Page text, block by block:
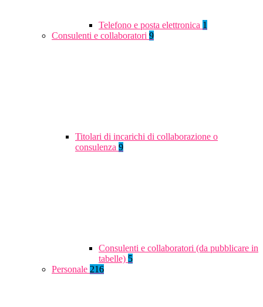
Telefono e posta elettronica 1
Consulenti e collaboratori 9
Titolari di incarichi di collaborazione o
consulenza 9
Consulenti e collaboratori (da pubblicare in
tabelle) 5
Personale 216